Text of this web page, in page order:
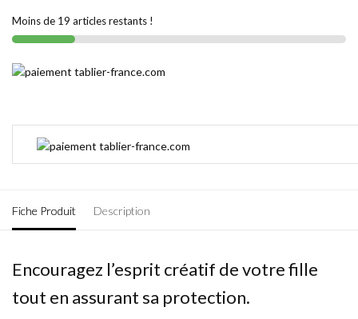
Moins de 19 articles restants !
Fiche Produit Description
Encouragez l’esprit créatif de votre fille
tout en assurant sa protection.